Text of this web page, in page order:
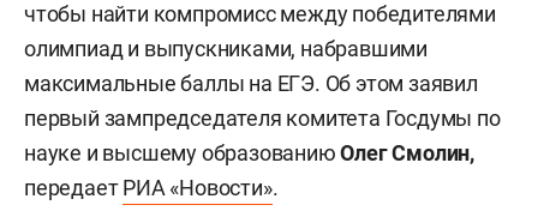
чтобы найти компромисс между победителями
олимпиад и выпускниками, набравшими
максимальные баллы на ЕГЭ. Об этом заявил
первый зампредседателя комитета Госдумы по
науке и высшему образованиюОлег Смолин,
передаетРИА «Новости».